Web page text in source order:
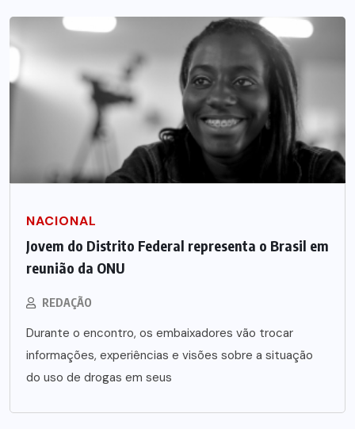
NACIONAL
Jovem do Distrito Federal representa o Brasil em
reunião da ONU
REDAÇÃO
Durante o encontro, os embaixadores vão trocar
informações, experiências e visões sobre a situação
do uso de drogas em seus